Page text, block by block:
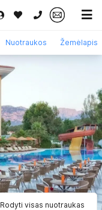
0 700 11007
Kruizai
Rodyti visas nuotraukas
Nuotraukos Žemėlapis